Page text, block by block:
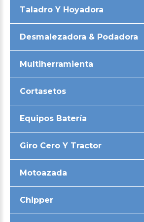
Taladro Y Hoyadora
Desmalezadora & Podadora
Multiherramienta
Cortasetos
Equipos Batería
Giro Cero Y Tractor
Motoazada
Chipper